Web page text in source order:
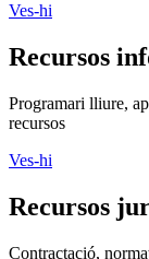
Ves-hi
Recursos
Programari lliure,
recursos
Ves-hi
Recursos
Contractació,